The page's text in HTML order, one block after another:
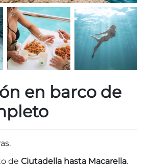
en barco de
de Ciutadella hasta Macarella.